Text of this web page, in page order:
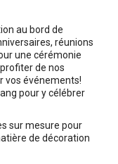
au bord de
réunions
une cérémonie
de nos
vos événements!
pour y célébrer
sur mesure pour
de décoration